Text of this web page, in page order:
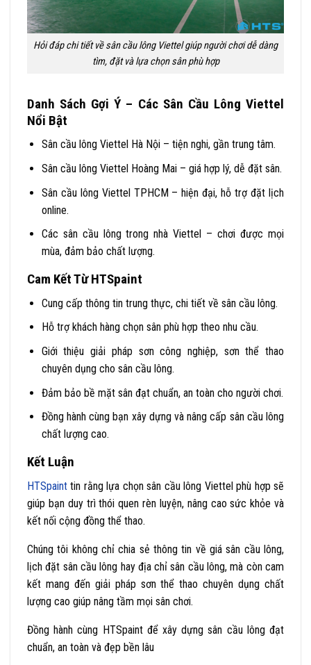
Hỏi đáp chi tiết về sân cầu lông Viettel giúp người chơi dễ dàng
tìm, đặt và lựa chọn sân phù hợp
Danh Sách Gợi Ý – Các Sân Cầu Lông Viettel
Nổi Bật
Sân cầu lông Viettel Hà Nội – tiện nghi, gần trung tâm.
Sân cầu lông Viettel Hoàng Mai – giá hợp lý, dễ đặt sân.
Sân cầu lông Viettel TPHCM – hiện đại, hỗ trợ đặt lịch
online.
Các sân cầu lông trong nhà Viettel – chơi được mọi
mùa, đảm bảo chất lượng.
Cam Kết Từ HTSpaint
Cung cấp thông tin trung thực, chi tiết về sân cầu lông.
Hỗ trợ khách hàng chọn sân phù hợp theo nhu cầu.
Giới thiệu giải pháp sơn công nghiệp, sơn thể thao
chuyên dụng cho sân cầu lông.
Đảm bảo bề mặt sân đạt chuẩn, an toàn cho người chơi.
Đồng hành cùng bạn xây dựng và nâng cấp sân cầu lông
chất lượng cao.
Kết Luận
HTSpaint tin rằng lựa chọn sân cầu lông Viettel phù hợp sẽ
giúp bạn duy trì thói quen rèn luyện, nâng cao sức khỏe và
kết nối cộng đồng thể thao.
Chúng tôi không chỉ chia sẻ thông tin về giá sân cầu lông,
lịch đặt sân cầu lông hay địa chỉ sân cầu lông, mà còn cam
kết mang đến giải pháp sơn thể thao chuyên dụng chất
lượng cao giúp nâng tầm mọi sân chơi.
Đồng hành cùng HTSpaint để xây dựng sân cầu lông đạt
chuẩn, an toàn và đẹp bền lâu